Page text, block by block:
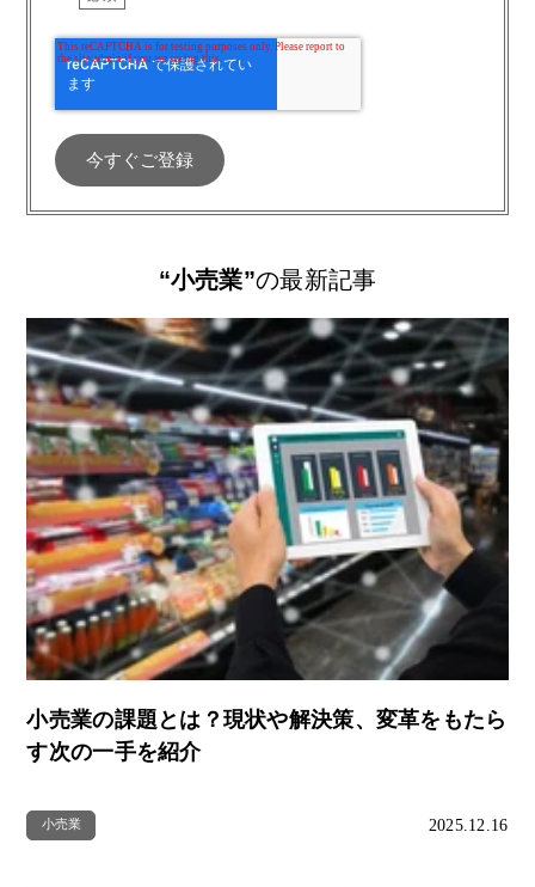
“小売業”の最新記事
小売業の課題とは？現状や解決策、変革をもたら
す次の一手を紹介
小売業 2025.12.16